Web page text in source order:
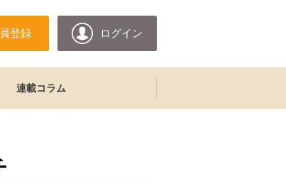
登録 ログイン
連載コラム